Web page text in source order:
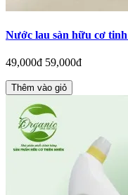
Nước lau sàn hữu cơ
49,000đ 59,000đ
Thêm vào giỏ